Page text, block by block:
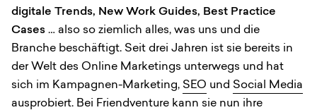
digitale Trends, New Work Guides, Best Practice
Cases … also so ziemlich alles, was uns und die
Branche beschäftigt. Seit drei Jahren ist sie bereits in
der Welt des Online Marketings unterwegs und hat
sich im Kampagnen-Marketing, SEO und Social Media
ausprobiert. Bei Friendventure kann sie nun ihre